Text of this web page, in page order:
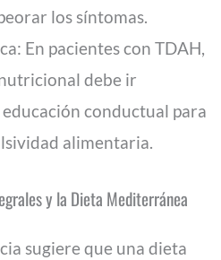
los síntomas.
En pacientes con TDAH,
debe ir
conductual para
alimentaria.
y la Dieta Mediterránea
sugiere que una dieta